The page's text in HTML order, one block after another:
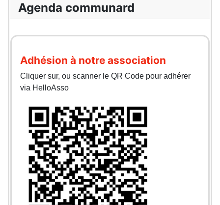
Agenda communard
Adhésion à notre association
Cliquer sur, ou scanner le QR Code pour adhérer
via HelloAsso